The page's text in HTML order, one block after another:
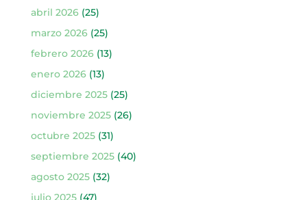
abril 2026(25)
marzo 2026(25)
febrero 2026(13)
enero 2026(13)
diciembre 2025(25)
noviembre 2025(26)
octubre 2025(31)
septiembre 2025(40)
agosto 2025(32)
julio 2025(47)